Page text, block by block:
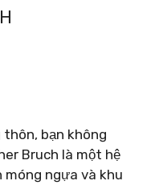
thôn, bạn không
Bruch là một hệ
ngựa và khu